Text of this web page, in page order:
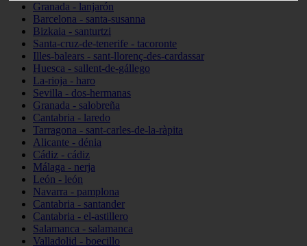
Granada - lanjarón
Barcelona - santa-susanna
Bizkaia - santurtzi
Santa-cruz-de-tenerife - tacoronte
Illes-balears - sant-llorenç-des-cardassar
Huesca - sallent-de-gállego
La-rioja - haro
Sevilla - dos-hermanas
Granada - salobreña
Cantabria - laredo
Tarragona - sant-carles-de-la-ràpita
Alicante - dénia
Cádiz - cádiz
Málaga - nerja
León - león
Navarra - pamplona
Cantabria - santander
Cantabria - el-astillero
Salamanca - salamanca
Valladolid - boecillo